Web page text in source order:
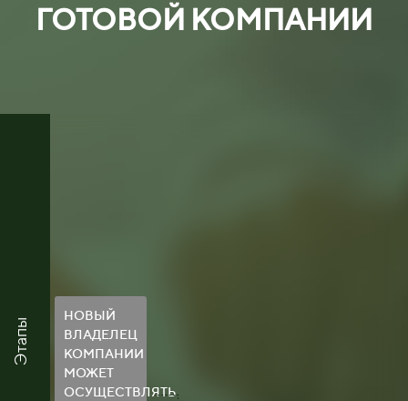
ГОТОВОЙ КОМПАНИИ
Этапы
НОВЫЙ
ВЛАДЕЛЕЦ
КОМПАНИИ
МОЖЕТ
ОСУЩЕСТВЛЯТЬ